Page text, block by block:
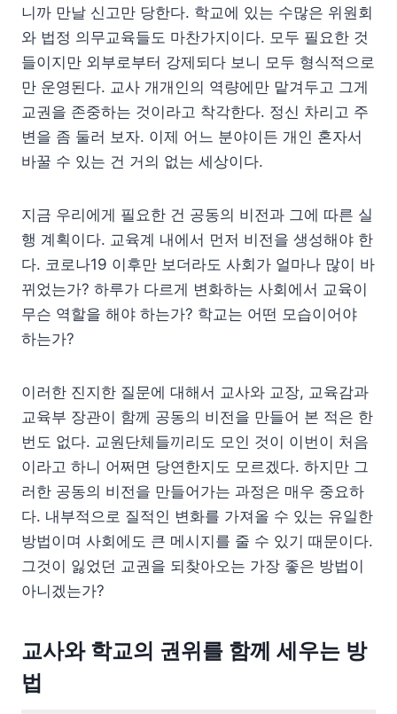
니까 만날 신고만 당한다. 학교에 있는 수많은 위원회
와 법정 의무교육들도 마찬가지이다. 모두 필요한 것
들이지만 외부로부터 강제되다 보니 모두 형식적으로
만 운영된다. 교사 개개인의 역량에만 맡겨두고 그게
교권을 존중하는 것이라고 착각한다. 정신 차리고 주
변을 좀 둘러 보자. 이제 어느 분야이든 개인 혼자서
바꿀 수 있는 건 거의 없는 세상이다.
지금 우리에게 필요한 건 공동의 비전과 그에 따른 실
행 계획이다. 교육계 내에서 먼저 비전을 생성해야 한
다. 코로나19 이후만 보더라도 사회가 얼마나 많이 바
뀌었는가? 하루가 다르게 변화하는 사회에서 교육이
무슨 역할을 해야 하는가? 학교는 어떤 모습이어야
하는가?
이러한 진지한 질문에 대해서 교사와 교장, 교육감과
교육부 장관이 함께 공동의 비전을 만들어 본 적은 한
번도 없다. 교원단체들끼리도 모인 것이 이번이 처음
이라고 하니 어쩌면 당연한지도 모르겠다. 하지만 그
러한 공동의 비전을 만들어가는 과정은 매우 중요하
다. 내부적으로 질적인 변화를 가져올 수 있는 유일한
방법이며 사회에도 큰 메시지를 줄 수 있기 때문이다.
그것이 잃었던 교권을 되찾아오는 가장 좋은 방법이
아니겠는가?
교사와 학교의 권위를 함께 세우는 방
법